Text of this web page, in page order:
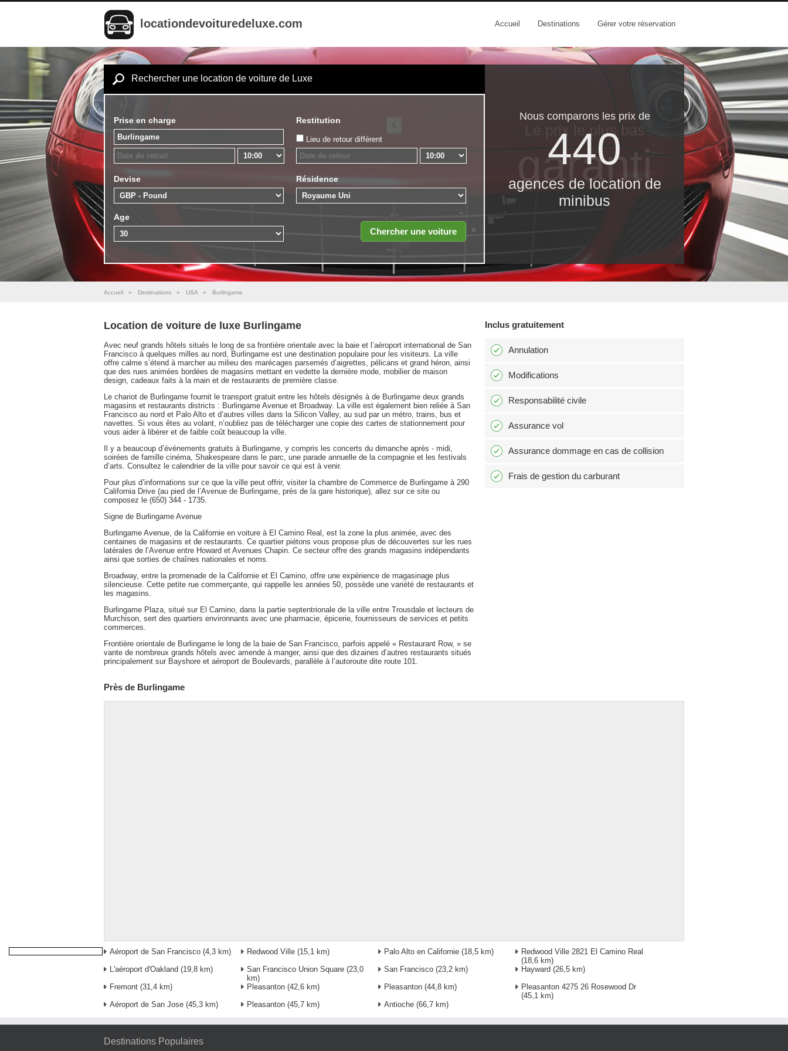
locationdevoituredeluxe.com Accueil Destinations Gérer votre réservation
Rechercher une location de voiture de Luxe
Prise en charge Restitution
Lieu de retour différent
Devise Résidence
Age
Nous comparons les prix de
440
agences de location de
minibus
Le prix le​ plus bas
garanti
Accueil » Destinations » USA » Burlingame
Location de voiture de luxe Burlingame
Avec neuf grands hôtels situés le long de sa frontière orientale avec la baie et l’aéroport international de San
Francisco à quelques milles au nord, Burlingame est une destination populaire pour les visiteurs. La ville
offre calme s’étend à marcher au milieu des marécages parsemés d’aigrettes, pélicans et grand héron, ainsi
que des rues animées bordées de magasins mettant en vedette la dernière mode, mobilier de maison
design, cadeaux faits à la main et de restaurants de première classe.
Le chariot de Burlingame fournit le transport gratuit entre les hôtels désignés à de Burlingame deux grands
magasins et restaurants districts : Burlingame Avenue et Broadway. La ville est également bien reliée à San
Francisco au nord et Palo Alto et d’autres villes dans la Silicon Valley, au sud par un métro, trains, bus et
navettes. Si vous êtes au volant, n’oubliez pas de télécharger une copie des cartes de stationnement pour
vous aider à libérer et de faible coût beaucoup la ville.
Il y a beaucoup d’événements gratuits à Burlingame, y compris les concerts du dimanche après - midi,
soirées de famille cinéma, Shakespeare dans le parc, une parade annuelle de la compagnie et les festivals
d’arts. Consultez le calendrier de la ville pour savoir ce qui est à venir.
Pour plus d’informations sur ce que la ville peut offrir, visiter la chambre de Commerce de Burlingame à 290
California Drive (au pied de l’Avenue de Burlingame, près de la gare historique), allez sur ce site ou
composez le (650) 344 - 1735.
Signe de Burlingame Avenue
Burlingame Avenue, de la Californie en voiture à El Camino Real, est la zone la plus animée, avec des
centaines de magasins et de restaurants. Ce quartier piétons vous propose plus de découvertes sur les rues
latérales de l’Avenue entre Howard et Avenues Chapin. Ce secteur offre des grands magasins indépendants
ainsi que sorties de chaînes nationales et noms.
Broadway, entre la promenade de la Californie et El Camino, offre une expérience de magasinage plus
silencieuse. Cette petite rue commerçante, qui rappelle les années 50, possède une variété de restaurants et
les magasins.
Burlingame Plaza, situé sur El Camino, dans la partie septentrionale de la ville entre Trousdale et lecteurs de
Murchison, sert des quartiers environnants avec une pharmacie, épicerie, fournisseurs de services et petits
commerces.
Frontière orientale de Burlingame le long de la baie de San Francisco, parfois appelé « Restaurant Row, » se
vante de nombreux grands hôtels avec amende à manger, ainsi que des dizaines d’autres restaurants situés
principalement sur Bayshore et aéroport de Boulevards, parallèle à l’autoroute dite route 101.
Inclus gratuitement
Annulation
Modifications
Responsabilité civile
Assurance vol
Assurance dommage en cas de collision
Frais de gestion du carburant
Près de Burlingame
Aéroport de San Francisco (4,3 km) Redwood Ville (15,1 km) Palo Alto en Californie (18,5 km)
Redwood Ville 2821 El Camino Real
(18,6 km)
L'aéroport d'Oakland (19,8 km) San Francisco Union Square (23,0
km)
San Francisco (23,2 km) Hayward (26,5 km)
Fremont (31,4 km) Pleasanton (42,6 km) Pleasanton (44,8 km)
Pleasanton 4275 26 Rosewood Dr
(45,1 km)
Aéroport de San Jose (45,3 km) Pleasanton (45,7 km) Antioche (66,7 km)
Destinations Populaires